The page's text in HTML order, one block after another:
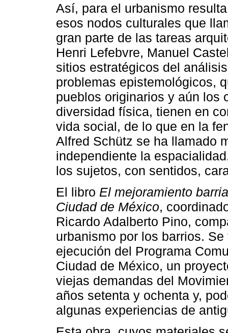
Así, para el urbanismo
esos nodos culturales que
gran parte de las tareas
Henri Lefebvre, Manuel
sitios estratégicos del
problemas epistemológicos,
pueblos originarios y aún los
diversidad física, tienen en
vida social, de lo que en la
Alfred Schütz se ha llamado
independiente la
los sujetos, con sentidos,
El libro El mejoramiento
Ciudad de México,
Ricardo Adalberto Pino,
urbanismo por los barrios.
ejecución del Programa
Ciudad de México, un
viejas demandas del
años setenta y ochenta y,
algunas experiencias de